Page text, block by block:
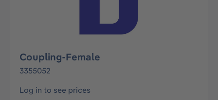
Coupling-Female
3355052
Log in to see prices